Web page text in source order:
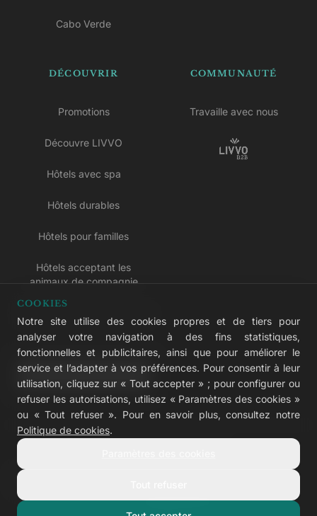
Cabo Verde
DÉCOUVRIR
Promotions
Découvre LIVVO
Hôtels avec spa
Hôtels durables
Hôtels pour familles
Hôtels acceptant les
animaux de compagnie
Hôtels tout compris
LIVVO Plus
COMMUNAUTÉ
Travaille avec nous
Configurer les cookies
COOKIES
Notre site utilise des cookies propres et de tiers pour
analyser votre navigation à des fins statistiques,
fonctionnelles et publicitaires, ainsi que pour améliorer le
service et l’adapter à vos préférences. Pour consentir à leur
utilisation, cliquez sur « Tout accepter » ; pour configurer ou
refuser les autorisations, utilisez « Paramètres des cookies »
ou « Tout refuser ». Pour en savoir plus, consultez notre
Politique de cookies.